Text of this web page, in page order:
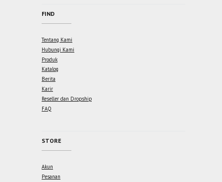
FIND
Tentang Kami
Hubungi Kami
Produk
Katalog
Berita
Karir
Reseller dan Dropship
FAQ
STORE
Akun
Pesanan